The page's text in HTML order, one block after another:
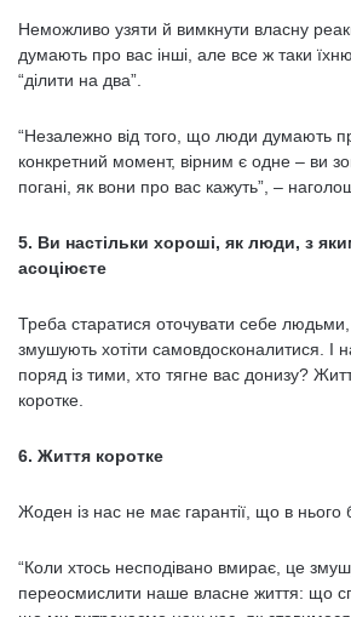
Неможливо узяти й вимкнути власну
думають про вас інші, але все ж таки
“ділити на два”.
“Незалежно від того, що люди думають
конкретний момент, вірним є одне – ви
погані, як вони про вас кажуть”, –
5. Ви настільки хороші, як люди, з
асоціюєте
Треба старатися оточувати себе людьми,
змушують хотіти самовдосконалитися. І
поряд із тими, хто тягне вас донизу?
коротке.
6. Життя коротке
Жоден із нас не має гарантії, що в нього
“Коли хтось несподівано вмирає, це
переосмислити наше власне життя: що